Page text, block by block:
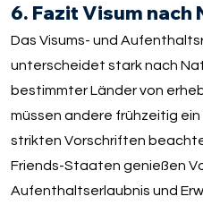
6. Fazit Visum
Das Visums- und
unterscheidet stark nach
bestimmter Länder von
müssen andere frühzeitig
strikten Vorschriften
Friends-Staaten genießen
Aufenthaltserlaubnis und